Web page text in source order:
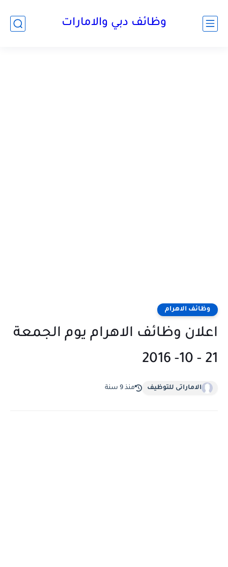
وظائف دبي والامارات
وظائف الاهرام
اعلان وظائف الاهرام يوم الجمعة
21 - 10- 2016
الاماراتى للتوظيف منذ 9 سنة